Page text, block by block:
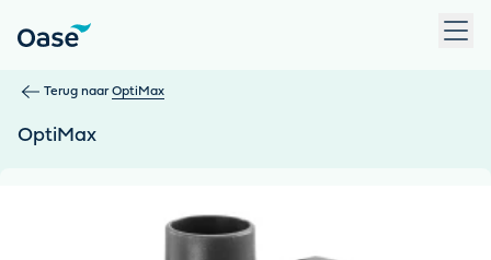
Terug naar OptiMax
OptiMax